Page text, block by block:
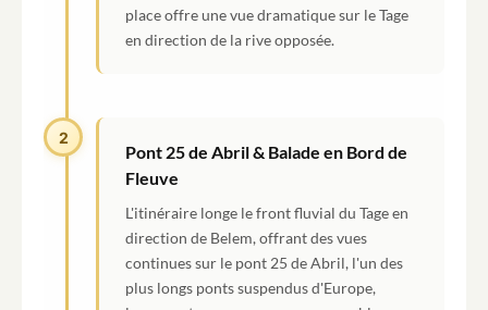
place offre une vue dramatique sur le Tage
en direction de la rive opposée.
2
Pont 25 de Abril & Balade en Bord de
Fleuve
L'itinéraire longe le front fluvial du Tage en
direction de Belem, offrant des vues
continues sur le pont 25 de Abril, l'un des
plus longs ponts suspendus d'Europe,